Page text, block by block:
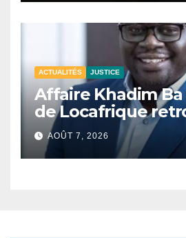
ACTUALITÉS JUSTICE
Affaire Khadim
de Locafrique
liberté.
AOÛT 7, 2026